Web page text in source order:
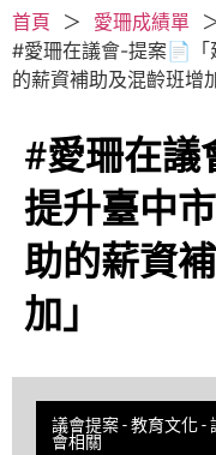
首頁 ＞ 愛珊成績單
#愛珊在議會-提案📄「
的薪資補助及混齡班增
#愛珊在議
提升臺中
助的薪資
加」
議會提案-教育文化-
會相關